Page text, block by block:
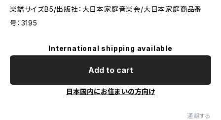
楽譜サイズB5/出版社：大日本家庭音楽会/大日本家庭商品番
号：3195
International shipping available
Add to cart
日本国内にお住まいの方向け
通報する